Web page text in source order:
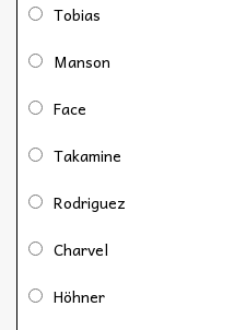
Tobias
Manson
Face
Takamine
Rodriguez
Charvel
Höhner